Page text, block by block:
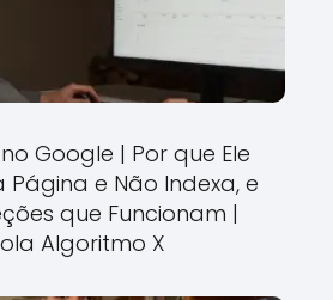
Google | Por que Ele
Página e Não Indexa, e
que Funcionam |
Algoritmo X